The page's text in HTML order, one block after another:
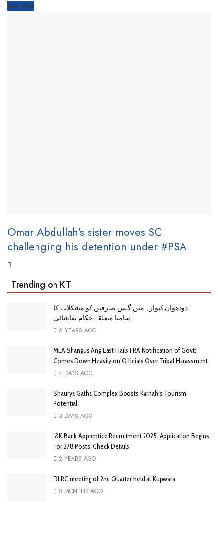
Next Post
Omar Abdullah's sister moves SC
challenging his detention under #PSA
Trending on KT
دودھوان کپوارہ میں گیس صارفین کو مشکلات کا
سامنا,متعلقہ حکام تماشائی
6 YEARS AGO
MLA Shangus Ang East Hails FRA Notification of Govt;
Comes Down Heavily on Officials Over Tribal Harassment
4 DAYS AGO
Shaurya Gatha Complex Boosts Karnah’s Tourism
Potential
3 DAYS AGO
J&K Bank Apprentice Recruitment 2025: Application Begins
For 278 Posts, Check Details
2 YEARS AGO
DLRC meeting of 2nd Quarter held at Kupwara
8 MONTHS AGO